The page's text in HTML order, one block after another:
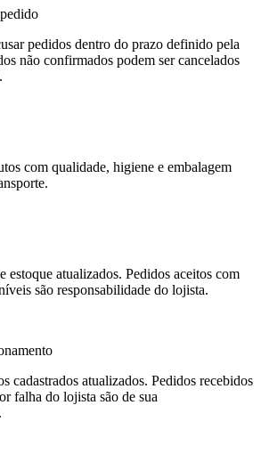
pedidos dentro do prazo definido pela
não confirmados podem ser cancelados
com qualidade, higiene e embalagem
estoque atualizados. Pedidos aceitos com
são responsabilidade do lojista.
cadastrados atualizados. Pedidos recebidos
falha do lojista são de sua